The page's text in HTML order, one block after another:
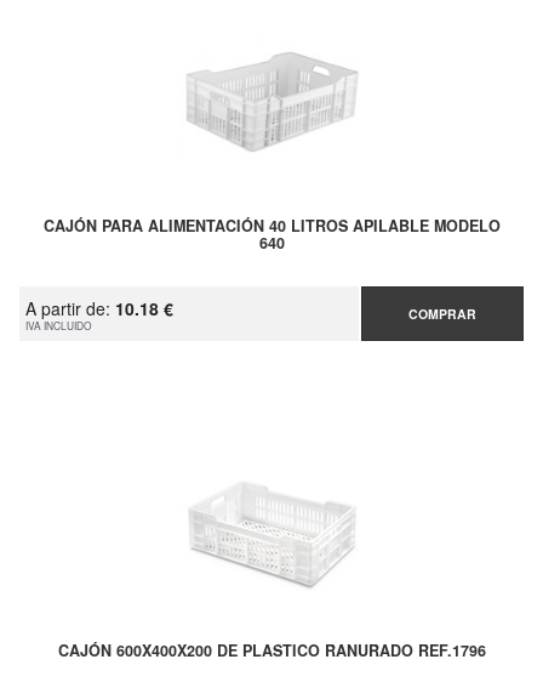
CAJÓN PARA ALIMENTACIÓN 40 LITROS APILABLE MODELO
640
A partir de: 10.18 €
IVA INCLUIDO
COMPRAR
CAJÓN 600X400X200 DE PLASTICO RANURADO REF.1796